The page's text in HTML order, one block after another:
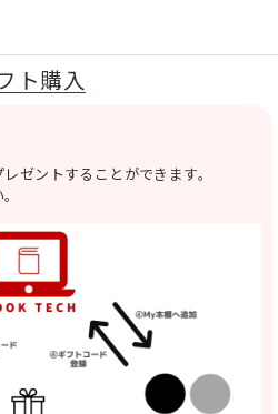
ト購入
ゼントすることができます。